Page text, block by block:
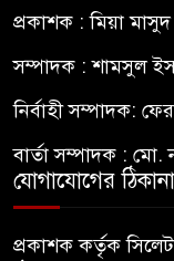
প্রকাশক : মিয়া মাসুদ
সম্পাদক : শামসুল
নির্বাহী সম্পাদক:
বার্তা সম্পাদক :
যোগাযোগের ঠিকানা
প্রকাশক কর্তৃক